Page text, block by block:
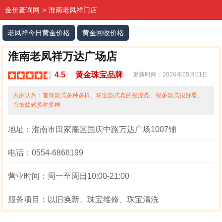
金价查询网 > 淮南老凤祥门店
老凤祥今日黄金价格 黄金回收价格
淮南老凤祥万达广场店
4.5 黄金珠宝品牌 更新时间：2026年05月01日
大家认为：首饰款式多种多样、珠宝款式真的很漂亮、很多款式很好看、
首饰款式多种多样
地址：淮南市田家庵区国庆中路万达广场1007铺
电话：0554-6866199
营业时间： 周一至周日10:00-21:00
服务项目： 以旧换新、珠宝维修、珠宝清洗